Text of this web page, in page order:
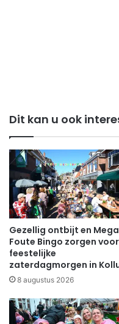
Dit kan u ook
Gezellig ontbijt en Mega
Foute Bingo zorgen voor
feestelijke
zaterdagmorgen in
8 augustus 2026